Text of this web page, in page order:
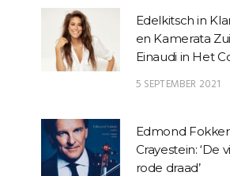
Edelkitsch in
en Kamerata
Einaudi in Het
5 SEPTEMBER 2021
Edmond
Crayestein: ‘De
rode draad’